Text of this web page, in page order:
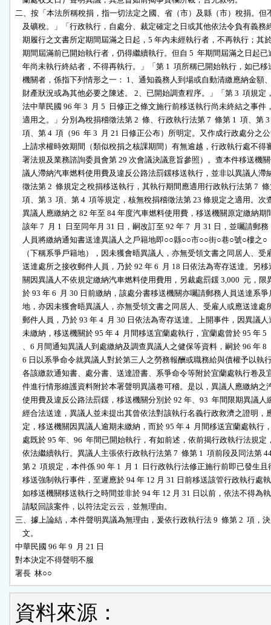
二、按「本法所稱稅捐，指一切法定之國、省（市）及縣（市）稅捐。但
及礦稅。」「行政執行，自處分、裁定確定之日或其他依法令負有義務
期履行之文書所定期間屆滿之日起，5 年內未經執行者，不再執行；其於
期間屆滿前已開始執行者，仍得繼續執行。但自 5  年期間屆滿之日起已
年尚未執行終結者，不得再執行。」「第 1  項所稱已開始執行，如已移
機關者，係指下列情形之一： 1、通知義務人到場或自動清繳應納金額
財產狀況或為其他必要之陳述。 2、已開始調查程序。」「第 3  項規定
法中華民國 96 年 3  月 5  日修正之條文施行前移送執行尚未終結之事件
適用之。」分別為稅捐稽徵法第 2  條、行政執行法第 7  條第 1  項、第
項、第 4  項（96  年 3  月 21 日修正公布）所明定。又作成行政處分之
上請求權時效期間（類似稅捐之核課期間）有無逾越，行政執行處不得
署法規及業務諮詢委員會第 29 次會議決議意旨參照）。查本件移送機
議人滯納汽車燃料使用費及違反公路法罰鍰移送執行，並非以異議人滯
徵法第 2  條規定之稅捐移送執行，其執行期間應適用行政執行法第 7  條
項、第 3  項、第 4  項等規定，核無稅捐稽徵法第 23 條規定之適用。次
異議人應繳納之 82 年至 84 年度汽車燃料使用費，移送機關原定繳納期
    該年 7  月 1  日至同年月 31 日，嗣改訂至 92 年 7  月 31 日，並囑請郵務
    人員將繳納通知書送達異議人之戶籍地即○○縣○○市○○街○巷○號○樓之○
（下稱系爭戶籍地），因未獲會晤異議人，亦無受領文書之同居人、受
送達處所之接收郵件人員，乃於 92 年 6  月 18 日依法為寄存送達。另
關因異議人不依規定繳納汽車燃料使用費用，另裁處罰鍰 3,000  元，限
於 93 年 6  月 30 日前繳納，該處分書移送機關亦囑請郵務人員送達系
地，亦因未獲會晤異議人，亦無受領文書之同居人、受雇人或應送達處
郵件人員，乃於 93 年 4  月 30 日依法為寄存送達。上開事件，因異議
未繳納，移送機關於 95 年 4  月間移送宜蘭處執行，宜蘭處曾於 95 年 5
、6 月間通知異議人到處繳納及調查異議人之健保等資料，嗣於 96 年 8
6 日以系爭命令就異議人對於第三人之勞務報酬或職務給與債權予以執
各該繳款通知書、處分書、送達證書、系爭命令等附於宜蘭處執行卷及
件進行情形維護資料附於本署聲明異議卷可稽。是以，異議人應繳納之
使用費及違反公路法罰鍰，移送機關分別於 92 年、93  年間限期異議人
經合法送達，異議人並未提出其曾依法對該執行名義行政救濟之證明，
定，移送機關因異議人逾期未繳納，而於 95 年 4  月間移送宜蘭處執行
處既於 95 年、96  年間已開始執行，有如前述，依前揭行政執行法規定
依法繼續執行。異議人主張依行政執行法第 7  條第 1  項前段及同法第
第 2  項規定，本件係 90 年 1  月 1  日行政執行法修正施行前即已發生且
移送強制執行事件，至遲應於 94 年 12 月 31 日前移送該管行政執行處
如移送機關移送執行之時間並非於 94 年 12 月 31 日以前，依法不得為
    請駁回該案件，以符法定云云，並無理由。
三、據上論結，本件聲明異議為無理由，爰依行政執行法 9  條第 2  項，
    文。
中華民國 96 年 9  月 21 日
對本決定不得聲明不服
署長  林○○
資料來源：